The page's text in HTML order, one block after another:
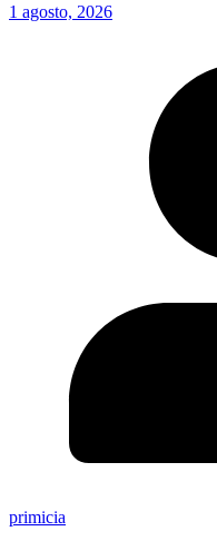
1 agosto, 2026
primicia